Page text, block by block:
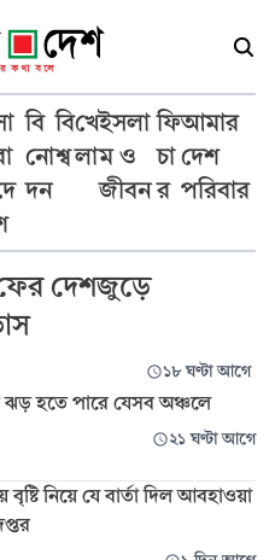
বি
নো
দন
বি
শ্ব
খে
লা
ইসলা
ম ও
জীবন
ফি
চা
র
আমার
দেশ
পরিবার
দেশজুড়ে
১৮ ঘণ্টা আগে
ঝড় হতে পারে যেসব অঞ্চলে
২১ ঘণ্টা আগে
বৃষ্টি নিয়ে যে বার্তা দিল আবহাওয়া